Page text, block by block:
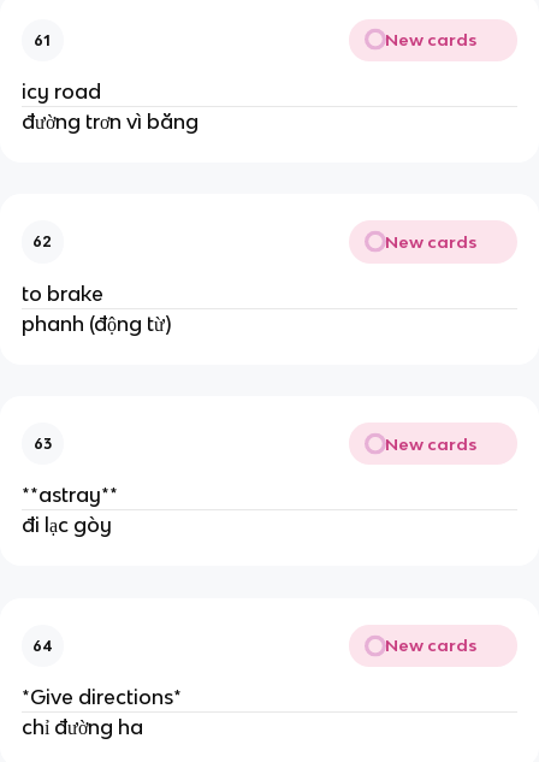
61 New cards
icy road
đường trơn vì băng
62 New cards
to brake
phanh (động từ)
63 New cards
**astray**
đi lạc gòy
64 New cards
*Give directions*
chỉ đường ha